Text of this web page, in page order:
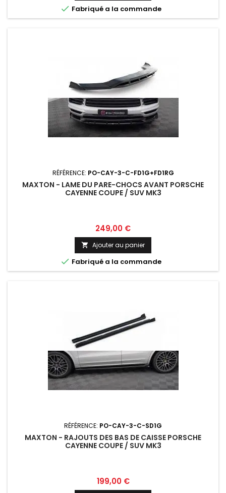
 Fabriqué a la commande
RÉFÉRENCE: PO-CAY-3-C-FD1G+FD1RG
MAXTON - LAME DU PARE-CHOCS AVANT PORSCHE
CAYENNE COUPE / SUV MK3
Prix
249,00 €
 Ajouter au panier
 Fabriqué a la commande
RÉFÉRENCE: PO-CAY-3-C-SD1G
MAXTON - RAJOUTS DES BAS DE CAISSE PORSCHE
CAYENNE COUPE / SUV MK3
Prix
199,00 €